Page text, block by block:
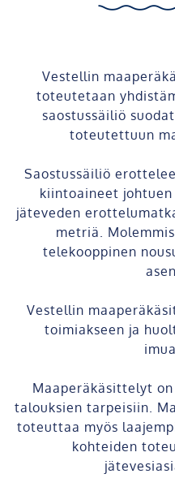
Vestellin
toteutetaan
saostussäiliö
toteutettuun
Saostussäiliö
kiintoaineet johtuen
jäteveden
metriä.
telekooppinen
Vestellin
toimiakseen ja
Maaperäkäsittelyt
talouksien tarpeisiin.
toteuttaa myös
kohteiden